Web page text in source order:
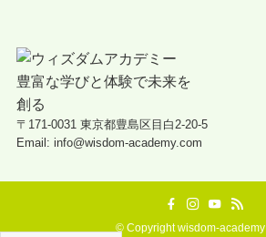
〒171-0031 東京都豊島区目白2-20-5
Email: info@wisdom-academy.com
©Copyright wisdom-